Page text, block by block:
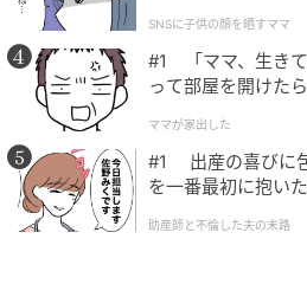
「くさタイプ」「ほのおタイプ」の歴代パ
ニー「ポケモン ベビースタードデカイラーメ
スケジュール・販売店舗：
・2026年4月20日（月）全国
・2026年5月18日（月）全国
ど
SNSに子供の顔を晒すママ
#1 「ママ、生き
って部屋を開けたら
ママが家出した
#1 出産の喜びに
を一番最初に抱い
助産師と不倫した夫の末路